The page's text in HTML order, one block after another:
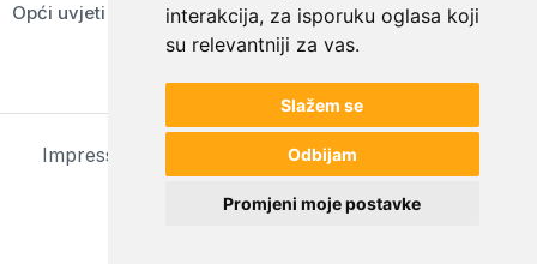
interakcija, za isporuku oglasa koji
su relevantniji za vas.
Slažem se
Odbijam
Promjeni moje postavke
Opći uvjeti korištenja
Impressum Opći uvjeti korištenjaPostavke kolačića
© 2024 kodex.hr